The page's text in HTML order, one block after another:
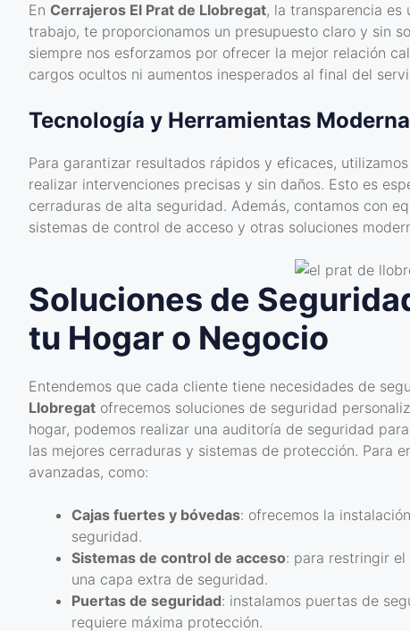
En Cerrajeros El Prat de Llobregat, la transparencia es
trabajo, te proporcionamos un presupuesto claro y sin
siempre nos esforzamos por ofrecer la mejor relación
cargos ocultos ni aumentos inesperados al final del
Tecnología y Herramientas
Para garantizar resultados rápidos y eficaces,
realizar intervenciones precisas y sin daños. Esto es
cerraduras de alta seguridad. Además, contamos con
sistemas de control de acceso y otras soluciones
Soluciones de
tu Hogar o Negocio
Entendemos que cada cliente tiene necesidades de
Llobregat ofrecemos soluciones de seguridad
hogar, podemos realizar una auditoría de seguridad
las mejores cerraduras y sistemas de protección. Para
avanzadas, como:
Cajas fuertes y bóvedas: ofrecemos la
seguridad.
Sistemas de control de acceso: para restringir
una capa extra de seguridad.
Puertas de seguridad: instalamos puertas de
requiere máxima protección.